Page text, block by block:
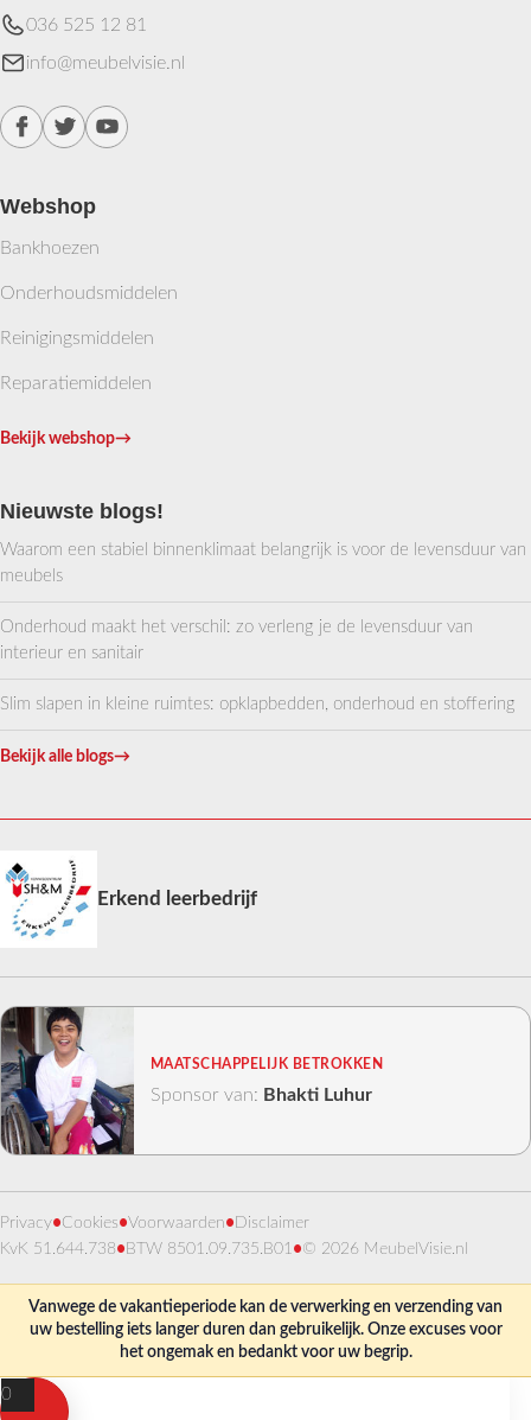
036 525 12 81
info@meubelvisie.nl
Webshop
Bankhoezen
Onderhoudsmiddelen
Reinigingsmiddelen
Reparatiemiddelen
Bekijk webshop→
Nieuwste blogs!
Waarom een stabiel binnenklimaat belangrijk is voor de levensduur van
meubels
Onderhoud maakt het verschil: zo verleng je de levensduur van
interieur en sanitair
Slim slapen in kleine ruimtes: opklapbedden, onderhoud en stoffering
Bekijk alle blogs→
Erkend leerbedrijf
MAATSCHAPPELIJK BETROKKEN
Sponsor van: Bhakti Luhur
Privacy•Cookies•Voorwaarden• Disclaimer
KvK 51.644.738• BTW 8501.09.735.B01 •© 2026 MeubelVisie.nl
Vanwege de vakantieperiode kan de verwerking en verzending van
uw bestelling iets langer duren dan gebruikelijk. Onze excuses voor
het ongemak en bedankt voor uw begrip.
0